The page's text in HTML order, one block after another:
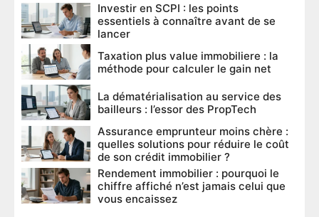
Investir en SCPI : les points
essentiels à connaître avant de se
lancer
Taxation plus value immobiliere : la
méthode pour calculer le gain net
La dématérialisation au service des
bailleurs : l’essor des PropTech
Assurance emprunteur moins chère :
quelles solutions pour réduire le coût
de son crédit immobilier ?
Rendement immobilier : pourquoi le
chiffre affiché n’est jamais celui que
vous encaissez